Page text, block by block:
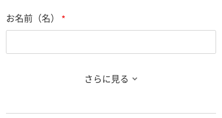
お名前（名）
さらに見る